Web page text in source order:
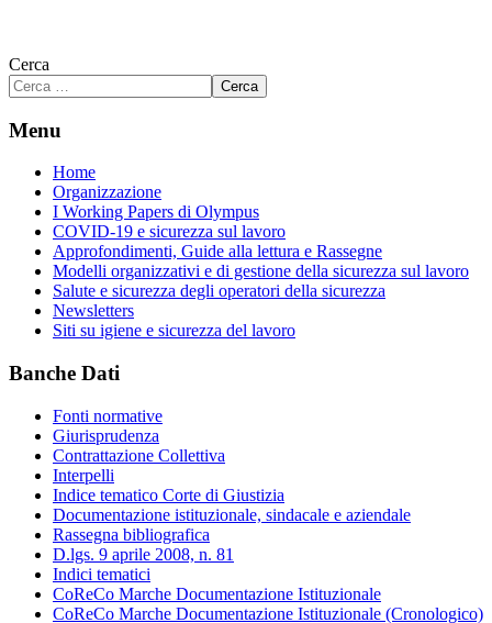
Cerca
Cerca
Menu
Home
Organizzazione
I Working Papers di Olympus
COVID-19 e sicurezza sul lavoro
Approfondimenti, Guide alla lettura e Rassegne
Modelli organizzativi e di gestione della sicurezza sul lavoro
Salute e sicurezza degli operatori della sicurezza
Newsletters
Siti su igiene e sicurezza del lavoro
Banche Dati
Fonti normative
Giurisprudenza
Contrattazione Collettiva
Interpelli
Indice tematico Corte di Giustizia
Documentazione istituzionale, sindacale e aziendale
Rassegna bibliografica
D.lgs. 9 aprile 2008, n. 81
Indici tematici
CoReCo Marche Documentazione Istituzionale
CoReCo Marche Documentazione Istituzionale (Cronologico)